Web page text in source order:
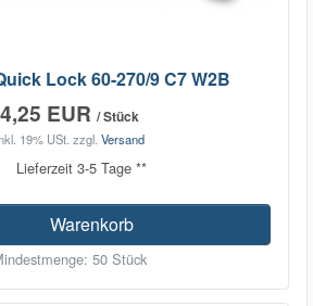
Lock 60-270/9 C7 W2B
4,25 EUR / Stück
19% USt. zzgl. Versand
Lieferzeit 3-5 Tage **
Warenkorb
50 Stück